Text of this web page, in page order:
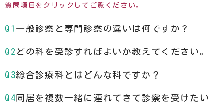
質問項目をクリックしてご覧ください。
一般診察と専門診察の違いは何ですか？
どの科を受診すればよいか教えてください。
総合診療科とはどんな科ですか？
同居を複数一緒に連れてきて診察を受けたい